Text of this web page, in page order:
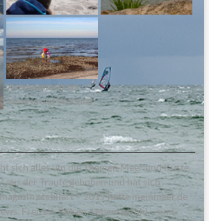
Steinesammeln am
Naturstrand Bottsand
sich alles um die Themen Meer und Küste.
aus der Traufe gehoben und hat sich
etabliert – 2019 hatte meinmeer.de
Freizeit, Reisen, Lebensgefühl – und